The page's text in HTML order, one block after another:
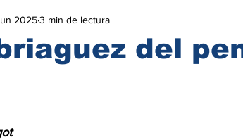
del
20253 min de lectura